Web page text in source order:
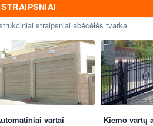
STRAIPSNIAI
straipsniai abėcėlės tvarka
vartai Kiemo vartų